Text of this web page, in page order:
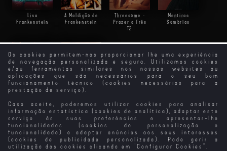
Os cookies permitem-nos proporcionar lhe uma experiência
de navegação personalizada e segura. Utilizamos cookies
e/ou ferramentas similares nos nossos websites ou
aplicações que são necessários para o seu bom
funcionamento técnico (cookies necessários para a
prestação de serviço).
Caso aceite, poderemos utilizar cookies para analisar
informação estatística (cookies de analítica), adaptar este
serviço às suas preferências e apresentar-lhe
funcionalidades (cookies de personalização e
funcionalidade) e adaptar anúncios aos seus interesses
(cookies de publicidade personalizada). Pode gerir a
utilização dos cookies clicando em " Configurar Cookies ".
Lisa
Frankenstein
A Maldição de
Frankenstein
Threesome -
Prazer a Três
T2
Mentiras
Sombrias
Survive
Threesome -
Prazer a Três
T1